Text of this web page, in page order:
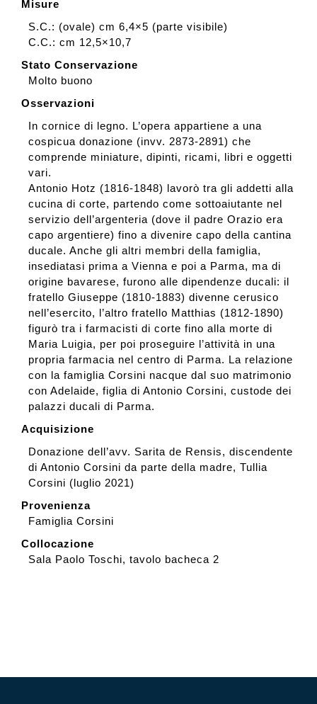
Misure
S.C.: (ovale) cm 6,4×5 (parte visibile)
C.C.: cm 12,5×10,7
Stato Conservazione
Molto buono
Osservazioni
In cornice di legno. L’opera appartiene a una
cospicua donazione (invv. 2873-2891) che
comprende miniature, dipinti, ricami, libri e oggetti
vari.
Antonio Hotz (1816-1848) lavorò tra gli addetti alla
cucina di corte, partendo come sottoaiutante nel
servizio dell’argenteria (dove il padre Orazio era
capo argentiere) fino a divenire capo della cantina
ducale. Anche gli altri membri della famiglia,
insediatasi prima a Vienna e poi a Parma, ma di
origine bavarese, furono alle dipendenze ducali: il
fratello Giuseppe (1810-1883) divenne cerusico
nell’esercito, l’altro fratello Matthias (1812-1890)
figurò tra i farmacisti di corte fino alla morte di
Maria Luigia, per poi proseguire l’attività in una
propria farmacia nel centro di Parma. La relazione
con la famiglia Corsini nacque dal suo matrimonio
con Adelaide, figlia di Antonio Corsini, custode dei
palazzi ducali di Parma.
Acquisizione
Donazione dell’avv. Sarita de Rensis, discendente
di Antonio Corsini da parte della madre, Tullia
Corsini (luglio 2021)
Provenienza
Famiglia Corsini
Collocazione
Sala Paolo Toschi, tavolo bacheca 2